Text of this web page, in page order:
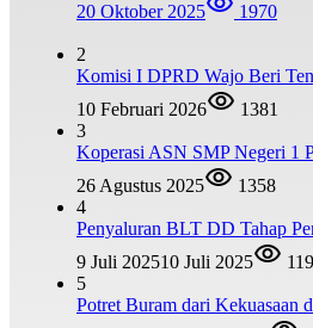
20 Oktober 2025
1970
2
Komisi I DPRD Wajo Beri
10 Februari 2026
1381
3
Koperasi ASN SMP Negeri 1
26 Agustus 2025
1358
4
Penyaluran BLT DD Tahap
9 Juli 202510 Juli 2025
5
Potret Buram dari Kekuasaan